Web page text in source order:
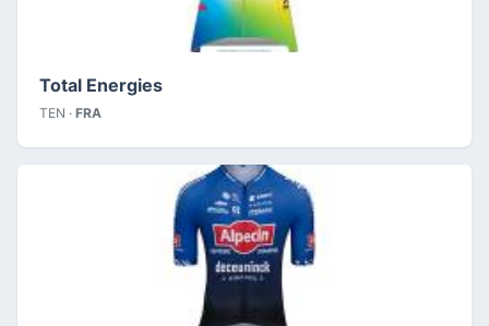
Total Energies
TEN · FRA